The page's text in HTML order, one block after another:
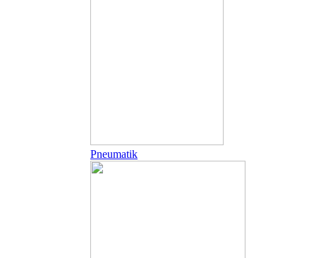
Pneumatik